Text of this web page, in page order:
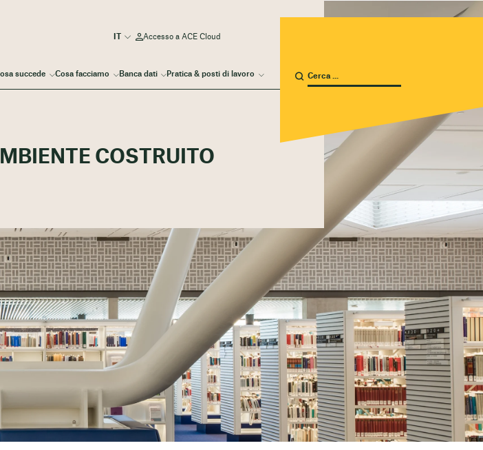
succede Cosa facciamo Banca dati Pratica & posti di lavoro
Accesso a ACE Cloud
COSTRUITO